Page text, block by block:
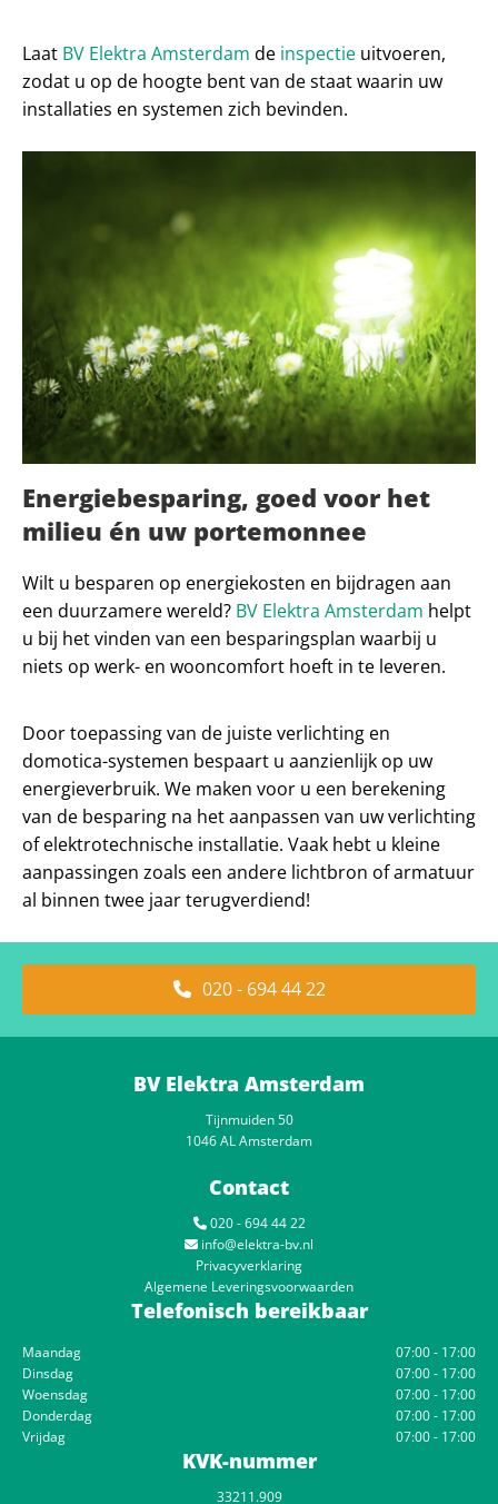
Laat BV Elektra Amsterdam de inspectie uitvoeren,
zodat u op de hoogte bent van de staat waarin uw
installaties en systemen zich bevinden.
Energiebesparing, goed voor het
milieu én uw portemonnee
Wilt u besparen op energiekosten en bijdragen aan
een duurzamere wereld? BV Elektra Amsterdam helpt
u bij het vinden van een besparingsplan waarbij u
niets op werk- en wooncomfort hoeft in te leveren.
Door toepassing van de juiste verlichting en
domotica-systemen bespaart u aanzienlijk op uw
energieverbruik. We maken voor u een berekening
van de besparing na het aanpassen van uw verlichting
of elektrotechnische installatie. Vaak hebt u kleine
aanpassingen zoals een andere lichtbron of armatuur
al binnen twee jaar terugverdiend!
020 - 694 44 22
BV Elektra Amsterdam
Tijnmuiden 50
1046 AL Amsterdam
Contact
 020 - 694 44 22
 info@elektra-bv.nl
Privacyverklaring
Algemene Leveringsvoorwaarden
Telefonisch bereikbaar
Maandag
07:00 - 17:00
Dinsdag
07:00 - 17:00
Woensdag
07:00 - 17:00
Donderdag
07:00 - 17:00
Vrijdag
07:00 - 17:00
KVK-nummer
33211.909